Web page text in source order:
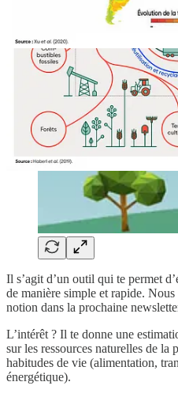
Il s’agit d’un outil qui te permet
de manière simple et rapide.
notion dans la prochaine
L’intérêt ? Il te donne une
sur les ressources naturelles de la
habitudes de vie (alimentation,
énergétique).